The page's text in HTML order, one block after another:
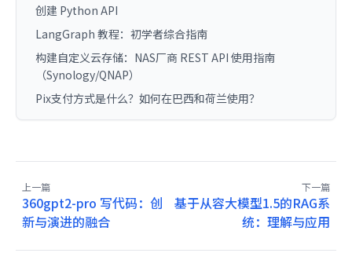
创建 Python API
LangGraph 教程：初学者综合指南
构建自定义云存储：NAS厂商 REST API 使用指南
（Synology/QNAP）
Pix支付方式是什么？如何在巴西和荷兰使用？
上一篇
360gpt2-pro 写代码：创
新与演进的融合
下一篇
基于从容大模型1.5的RAG系
统：理解与应用